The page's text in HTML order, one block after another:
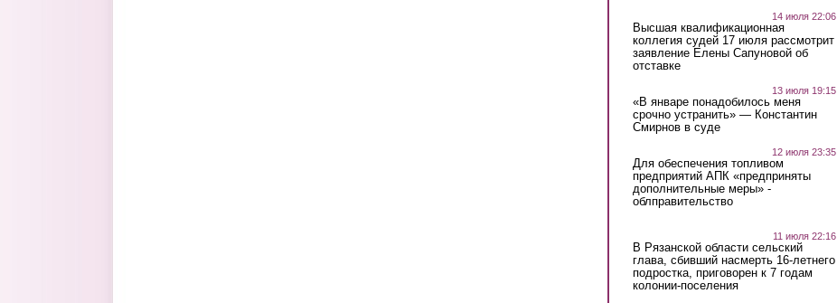
14 июля 22:06
Высшая квалификационная
коллегия судей 17 июля рассмотрит
заявление Елены Сапуновой об
отставке
13 июля 19:15
«В январе понадобилось меня
срочно устранить» — Константин
Смирнов в суде
12 июля 23:35
Для обеспечения топливом
предприятий АПК «предприняты
дополнительные меры» -
облправительство
11 июля 22:16
В Рязанской области сельский
глава, сбивший насмерть 16-летнего
подростка, приговорен к 7 годам
колонии-поселения